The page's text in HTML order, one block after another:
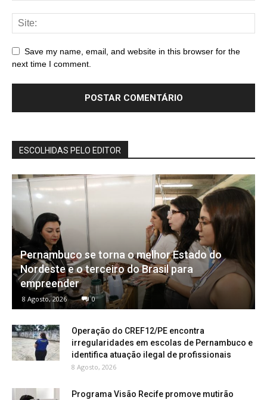
Save my name, email, and website in this browser for the
next time I comment.
ESCOLHIDAS PELO EDITOR
Pernambuco se torna o melhor Estado do
Nordeste e o terceiro do Brasil para
empreender
8 Agosto, 2026 0
Operação do CREF12/PE encontra
irregularidades em escolas de Pernambuco e
identifica atuação ilegal de profissionais
8 Agosto, 2026
Programa Visão Recife promove mutirão